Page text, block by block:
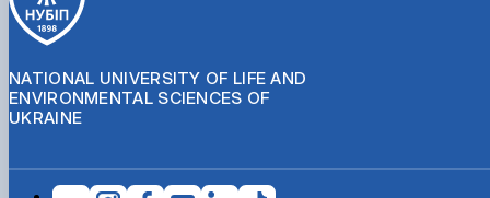
NATIONAL UNIVERSITY OF LIFE AND
ENVIRONMENTAL SCIENCES OF
UKRAINE